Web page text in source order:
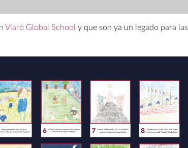
Viaró Global School y que son ya un legado para las